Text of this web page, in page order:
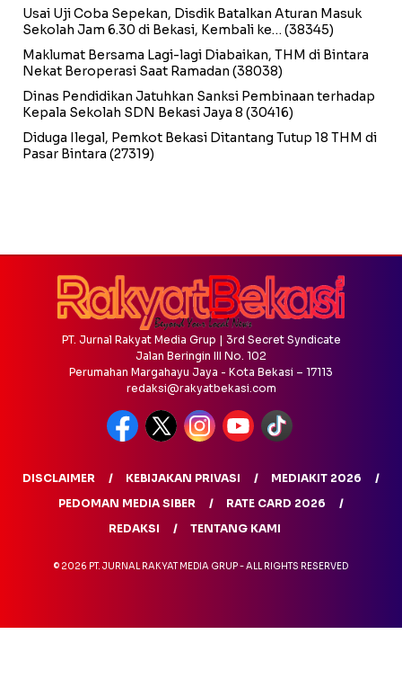
Usai Uji Coba Sepekan, Disdik Batalkan Aturan Masuk
Sekolah Jam 6.30 di Bekasi, Kembali ke… (38345)
Maklumat Bersama Lagi-lagi Diabaikan, THM di Bintara
Nekat Beroperasi Saat Ramadan (38038)
Dinas Pendidikan Jatuhkan Sanksi Pembinaan terhadap
Kepala Sekolah SDN Bekasi Jaya 8 (30416)
Diduga Ilegal, Pemkot Bekasi Ditantang Tutup 18 THM di
Pasar Bintara (27319)
PT. Jurnal Rakyat Media Grup | 3rd Secret Syndicate
Jalan Beringin III No. 102
Perumahan Margahayu Jaya - Kota Bekasi – 17113
redaksi@rakyatbekasi.com
DISCLAIMER KEBIJAKAN PRIVASI
MEDIAKIT 2026
PEDOMAN MEDIA SIBER
RATE CARD 2026
REDAKSI
TENTANG KAMI
© 2026 PT. JURNAL RAKYAT MEDIA GRUP - ALL RIGHTS RESERVED